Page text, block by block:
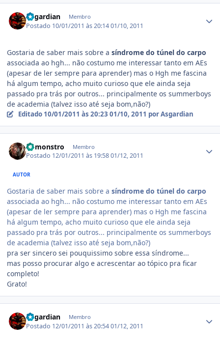
Asgardian Membro
Postado 10/01/2011 às 20:1401/10, 2011
Gostaria de saber mais sobre a síndrome do túnel do carpo
associada ao hgh... não costumo me interessar tanto em AEs
(apesar de ler sempre para aprender) mas o Hgh me fascina
há algum tempo, acho muito curioso que ele ainda seja
passado pra trás por outros... principalmente os summerboys
de academia (talvez isso até seja bom,não?)
Editado 10/01/2011 às 20:23 01/10, 2011 por Asgardian
bbmonstro Membro
Postado 12/01/2011 às 19:5801/12, 2011
AUTOR
Gostaria de saber mais sobre a síndrome do túnel do carpo
associada ao hgh... não costumo me interessar tanto em AEs
(apesar de ler sempre para aprender) mas o Hgh me fascina
há algum tempo, acho muito curioso que ele ainda seja
passado pra trás por outros... principalmente os summerboys
de academia (talvez isso até seja bom,não?)
pra ser sincero sei pouquissimo sobre essa síndrome...
mas posso procurar algo e acrescentar ao tópico pra ficar
completo!
Grato!
Asgardian Membro
Postado 12/01/2011 às 20:5401/12, 2011